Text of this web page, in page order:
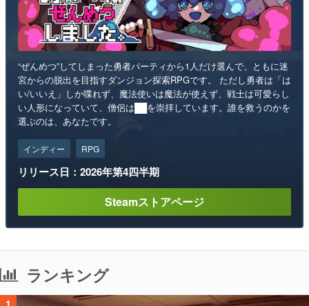
“ぜんめつ”してしまった勇者パーティから1人だけ選んで、ともに迷
宮からの脱出を目指すダンジョン探索RPGです。 ただし勇者は「は
い/いいえ」しか喋れず、魔法使いは魔法が使えず、戦士は可愛らし
い人形になっていて、僧侶は██を崇拝しています。誰を救うのかを
選ぶのは、あなたです。
インディー RPG
リリース日：2026年第4四半期
Steamストアページ
ランキング
1